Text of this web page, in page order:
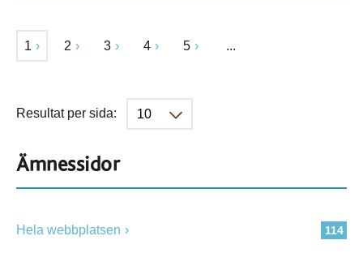
1 2 3 4 5 ...
Resultat per sida:
Ämnessidor
114
Hela webbplatsen